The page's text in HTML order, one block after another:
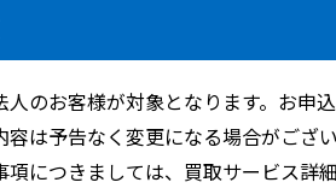
のお客様が対象となります。お申
は予告なく変更になる場合がござい
につきましては、買取サービス詳